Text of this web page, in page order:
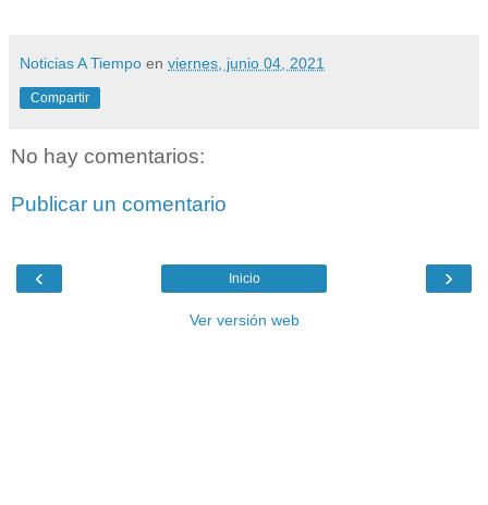
Noticias A Tiempo en viernes, junio 04, 2021
Compartir
No hay comentarios:
Publicar un comentario
‹ ›
Inicio
Ver versión web